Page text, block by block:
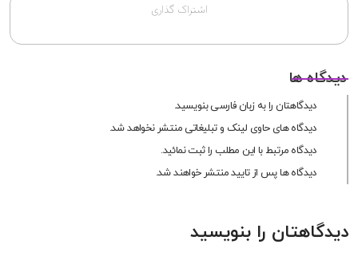
اشتراک گذاری
دیدگاه ها
دیدگاهتان را به زبان فارسی بنویسید.
دیدگاه های حاوی لینک و تبلیغاتی منتشر نخواهد شد.
دیدگاه مرتبط با این مطلب را ثبت نمائید.
دیدگاه ها پس از تایید منتشر خواهند شد.
دیدگاهتان را بنویسید